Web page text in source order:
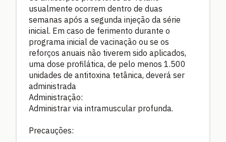
usualmente ocorrem dentro de duas
semanas após a segunda injeção da série
inicial. Em caso de ferimento durante o
programa inicial de vacinação ou se os
reforços anuais não tiverem sido aplicados,
uma dose profilática, de pelo menos 1.500
unidades de antitoxina tetânica, deverá ser
administrada
Administração:
Administrar via intramuscular profunda.
Precauções: